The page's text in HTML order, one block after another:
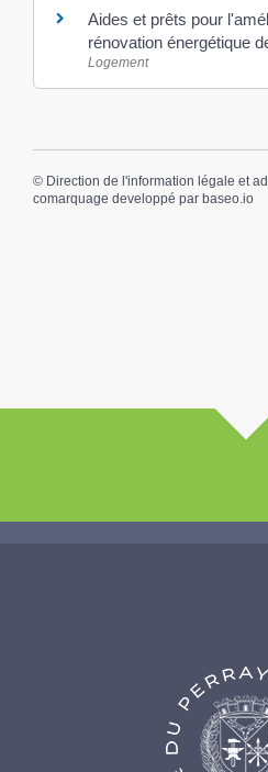
Aides et prêts pour
rénovation énergétique
Logement
© Direction de l'information légale et
comarquage developpé par baseo.io